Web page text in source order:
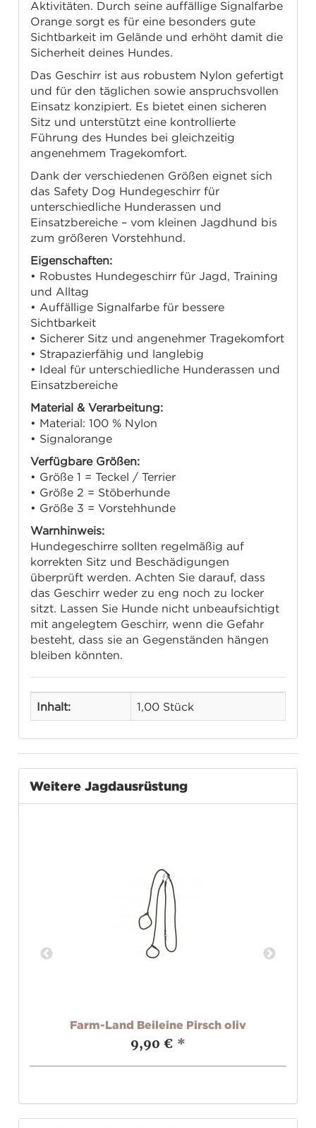
Aktivitäten. Durch seine auffällige Signalfarbe
Orange sorgt es für eine besonders gute
Sichtbarkeit im Gelände und erhöht damit die
Sicherheit deines Hundes.
Das Geschirr ist aus robustem Nylon gefertigt
und für den täglichen sowie anspruchsvollen
Einsatz konzipiert. Es bietet einen sicheren
Sitz und unterstützt eine kontrollierte
Führung des Hundes bei gleichzeitig
angenehmem Tragekomfort.
Dank der verschiedenen Größen eignet sich
das Safety Dog Hundegeschirr für
unterschiedliche Hunderassen und
Einsatzbereiche – vom kleinen Jagdhund bis
zum größeren Vorstehhund.
Eigenschaften:
• Robustes Hundegeschirr für Jagd, Training
und Alltag
• Auffällige Signalfarbe für bessere
Sichtbarkeit
• Sicherer Sitz und angenehmer Tragekomfort
• Strapazierfähig und langlebig
• Ideal für unterschiedliche Hunderassen und
Einsatzbereiche
Material & Verarbeitung:
• Material: 100 % Nylon
• Signalorange
Verfügbare Größen:
• Größe 1 = Teckel / Terrier
• Größe 2 = Stöberhunde
• Größe 3 = Vorstehhunde
Warnhinweis:
Hundegeschirre sollten regelmäßig auf
korrekten Sitz und Beschädigungen
überprüft werden. Achten Sie darauf, dass
das Geschirr weder zu eng noch zu locker
sitzt. Lassen Sie Hunde nicht unbeaufsichtigt
mit angelegtem Geschirr, wenn die Gefahr
besteht, dass sie an Gegenständen hängen
bleiben könnten.
Inhalt: 1,00 Stück
Weitere Jagdausrüstung
Farm-Land Beileine Pirsch oliv
9,90 € *